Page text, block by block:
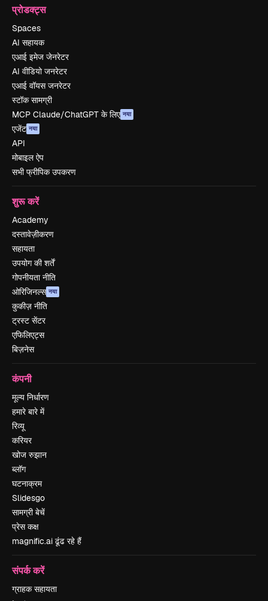
प्रोडक्ट्स
Spaces
AI सहायक
एआई इमेज जेनरेटर
AI वीडियो जनरेटर
एआई वॉयस जनरेटर
स्टॉक सामग्री
MCP Claude/ChatGPT के लिए नया
एजेंट नया
API
मोबाइल ऐप
सभी फ्रीपिक उपकरण
शुरू करें
Academy
दस्तावेज़ीकरण
सहायता
उपयोग की शर्तें
गोपनीयता नीति
ओरिजिनल्स नया
कुकीज़ नीति
ट्रस्ट सेंटर
एफिलिएट्स
बिज़नेस
कंपनी
मूल्य निर्धारण
हमारे बारे में
रिव्यू
करियर
खोज रुझान
ब्लॉग
घटनाक्रम
Slidesgo
सामग्री बेचें
प्रेस कक्ष
magnific.ai ढूंढ रहे हैं
संपर्क करें
ग्राहक सहायता